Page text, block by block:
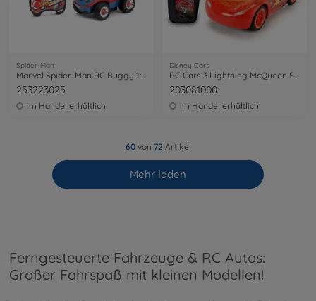
Spider-Man
253223025
im Handel erhältlich
Disney Cars
203081000
im Handel erhältlich
60von 72 Artikel
Mehr laden
Ferngesteuerte Fahrzeuge & RC Autos:
Großer Fahrspaß mit kleinen Modellen!